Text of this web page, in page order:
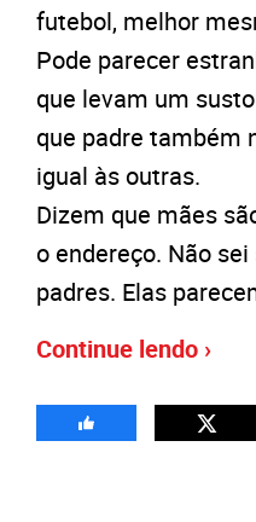
futebol, melhor
Pode parecer
que levam um
que padre também
igual às outras.
Dizem que mães
o endereço. Não
padres. Elas
Continue lendo ›